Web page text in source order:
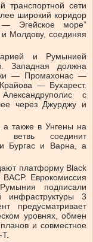
транспортной сети
широкий коридор
Эгейское море”
Молдову, соединяя
и Румынией
Западная должна
— Промахонас —
— Бухарест.
с
через Джурджу и
также в Унгены на
соединит
Бургас и Варна, а
платформу Black
Еврокомиссия
подписали
инфраструктуры 3
предусматривает
уровнях, обмен
и совместное